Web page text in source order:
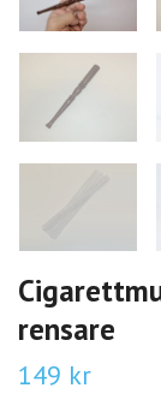
rensare
149 kr